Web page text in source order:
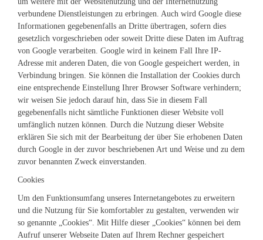
verbundene Dienstleistungen zu erbringen. Auch wird Google diese
Informationen gegebenenfalls an Dritte übertragen, sofern dies
gesetzlich vorgeschrieben oder soweit Dritte diese Daten im Auftrag
von Google verarbeiten. Google wird in keinem Fall Ihre IP-
Adresse mit anderen Daten, die von Google gespeichert werden, in
Verbindung bringen. Sie können die Installation der Cookies durch
eine entsprechende Einstellung Ihrer Browser Software verhindern;
wir weisen Sie jedoch darauf hin, dass Sie in diesem Fall
gegebenenfalls nicht sämtliche Funktionen dieser Website voll
umfänglich nutzen können. Durch die Nutzung dieser Website
erklären Sie sich mit der Bearbeitung der über Sie erhobenen Daten
durch Google in der zuvor beschriebenen Art und Weise und zu dem
zuvor benannten Zweck einverstanden.
Cookies
Um den Funktionsumfang unseres Internetangebotes zu erweitern
und die Nutzung für Sie komfortabler zu gestalten, verwenden wir
so genannte „Cookies“. Mit Hilfe dieser „Cookies“ können bei dem
Aufruf unserer Webseite Daten auf Ihrem Rechner gespeichert